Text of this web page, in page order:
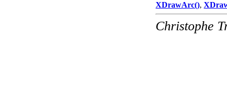
XDrawArc(),
Christophe